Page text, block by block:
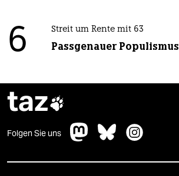
6 Streit um Rente mit 63
Passgenauer Populismus
taz
Folgen Sie uns